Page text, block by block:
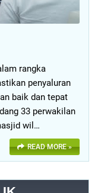
rangka
penyaluran
baik dan tepat
33 perwakilan
wil…
READ MORE »